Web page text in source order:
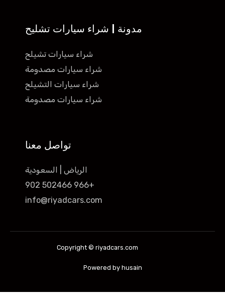
مدونة | شراء سيارات تشليح
شراء سيارات تشيلح
شراء سيارات مصدومة
شراء سيارات التشيلح
شراء سيارات مصدومة
تواصل معنا
الرياض | السعودية
info@riyadcars.com
Copyright © riyadcars.com
Powered by husain